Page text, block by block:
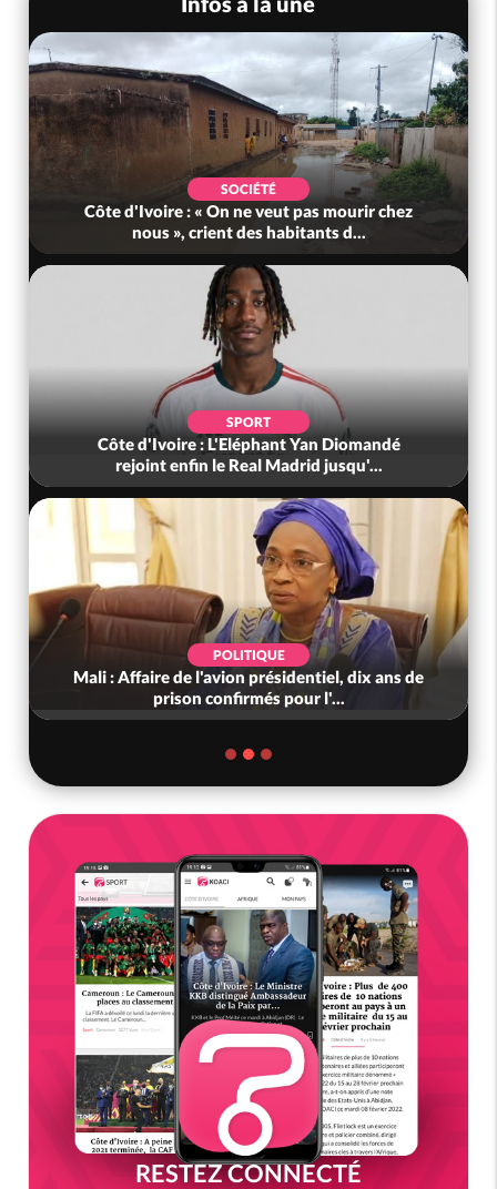
SOCIÉTÉ
Côte d'Ivoire : « On ne veut pas mourir chez
nous », crient des habitants d...
SPORT
Côte d'Ivoire : L'Eléphant Yan Diomandé
rejoint enfin le Real Madrid jusqu'...
POLITIQUE
Mali : Affaire de l'avion présidentiel, dix ans de
prison confirmés pour l'...
RESTEZ CONNECTÉ